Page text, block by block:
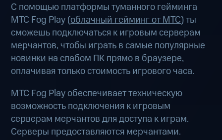
С помощью платформы туманного гейминга
МТС Fog Play (облачный гейминг от МТС) ты
сможешь подключаться к игровым серверам
мерчантов, чтобы играть в самые популярные
новинки на слабом ПК прямо в браузере,
оплачивая только стоимость игрового часа.
МТС Fog Play обеспечивает техническую
возможность подключения к игровым
серверам мерчантов для доступа к играм.
Серверы предоставляются мерчантами.